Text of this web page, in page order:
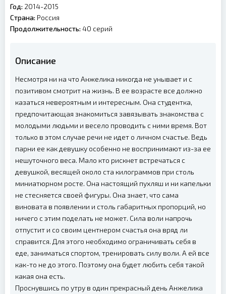
Год: 2014-2015
Страна: Россия
Продолжительность: 40 серий
Описание
Несмотря ни на что Анжелика никогда не унывает и с
позитивом смотрит на жизнь. В ее возрасте все должно
казаться невероятным и интересным. Она студентка,
предпочитающая знакомиться завязывать знакомства с
молодыми людьми и весело проводить с ними время. Вот
только в этом случае речи не идет о личном счастье. Ведь
парни ее как девушку особенно не воспринимают из-за ее
нешуточного веса. Мало кто рискнет встречаться с
девушкой, весящей около ста килограммов при столь
миниатюрном росте. Она настоящий пухляш и ни капельки
не стесняется своей фигуры. Она знает, что сама
виновата в появлении и столь габаритных пропорций, но
ничего с этим поделать не может. Сила воли напрочь
отпустит и со своим центнером счастья она вряд ли
справится. Для этого необходимо ограничивать себя в
еде, заниматься спортом, тренировать силу воли. А ей все
как-то не до этого. Поэтому она будет любить себя такой
какая она есть.
Проснувшись по утру в один прекрасный день Анжелика